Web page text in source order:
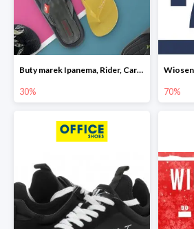
Buty marek Ipanema, Rider, Cartago do -30%
30% 70%